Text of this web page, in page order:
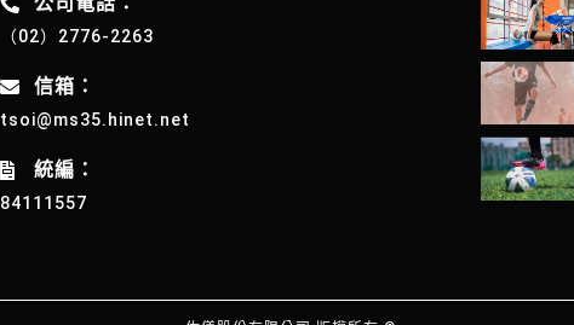
（02）2776-2263
信箱：
tsoi@ms35.hinet.net
統編：
84111557